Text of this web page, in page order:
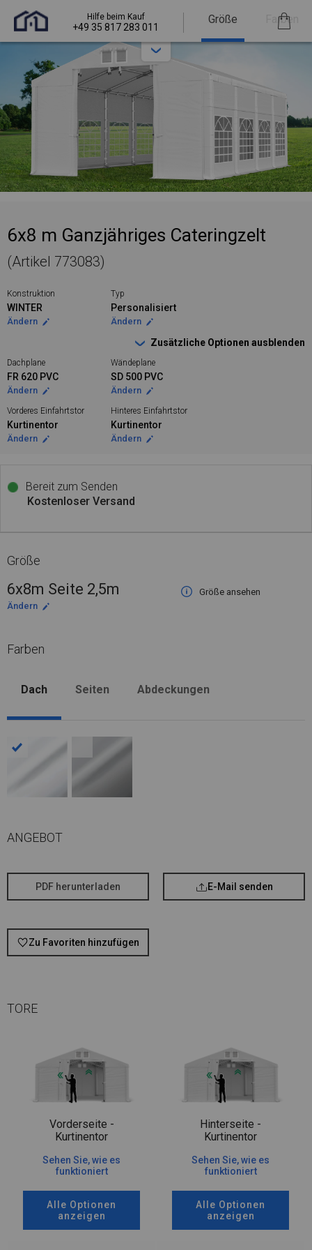
Hilfe beim Kauf
+49 35 817 283 011
Größe Farben
6x8 m Ganzjähriges Cateringzelt
(Artikel 773083)
Konstruktion
WINTER
Ändern
Typ
Personalisiert
Ändern
Zusätzliche Optionen ausblenden
Dachplane
FR 620 PVC
Ändern
Wändeplane
SD 500 PVC
Ändern
Vorderes Einfahrtstor
Kurtinentor
Ändern
Hinteres Einfahrtstor
Kurtinentor
Ändern
Bereit zum Senden
Kostenloser Versand
Größe
6x8m Seite 2,5m
Größe ansehen
Ändern
Farben
Dach Seiten Abdeckungen
ANGEBOT
PDF herunterladen E-Mail senden
Zu Favoriten hinzufügen
TORE
Vorderseite -
Kurtinentor
Sehen Sie, wie es
funktioniert
Alle Optionen
anzeigen
Hinterseite -
Kurtinentor
Sehen Sie, wie es
funktioniert
Alle Optionen
anzeigen